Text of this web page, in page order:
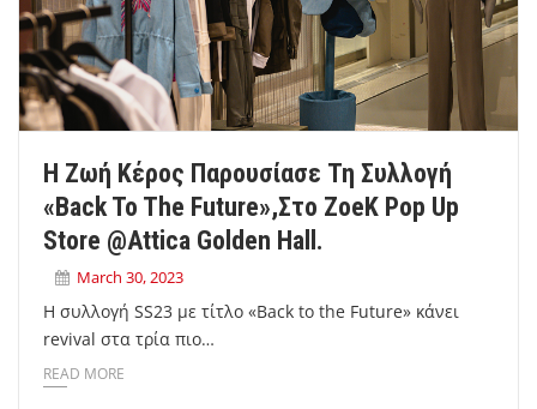
Η Ζωή Κέρος Παρουσίασε Τη Συλλογή
«Back To The Future»,στο ZoeK Pop Up
Store @attica Golden Hall.
March 30, 2023
Η συλλογή SS23 με τίτλο «Back to the Future» κάνει
revival στα τρία πιο…
READ MORE